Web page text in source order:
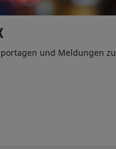
und Meldungen zu